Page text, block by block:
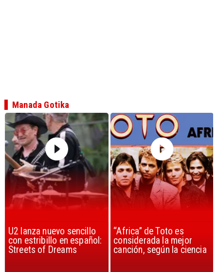
U2 lanza nuevo sencillo
con estribillo en español:
Streets of Dreams
“Africa” de Toto es
considerada la mejor
canción, según la ciencia
Manada Gotika